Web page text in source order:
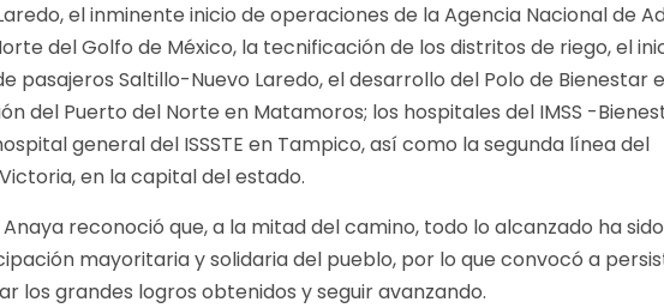
el inminente inicio de operaciones de la Agencia Nacional de
del Golfo de México, la tecnificación de los distritos de riego, el
pasajeros Saltillo-Nuevo Laredo, el desarrollo del Polo de Bienestar
del Puerto del Norte en Matamoros; los hospitales del IMSS -
general del ISSSTE en Tampico, así como la segunda línea del
en la capital del estado.
reconoció que, a la mitad del camino, todo lo alcanzado ha
mayoritaria y solidaria del pueblo, por lo que convocó a
los grandes logros obtenidos y seguir avanzando.